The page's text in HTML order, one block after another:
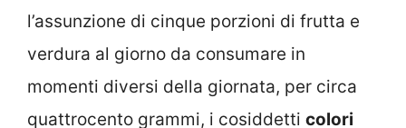
l’assunzione di cinque porzioni di frutta e
verdura al giorno da consumare in
momenti diversi della giornata, per circa
quattrocento grammi, i cosiddetti colori